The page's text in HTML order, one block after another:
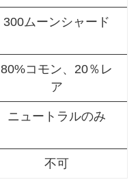
300ムーンシャード
80%コモン、20％レ
ア
ニュートラルのみ
不可